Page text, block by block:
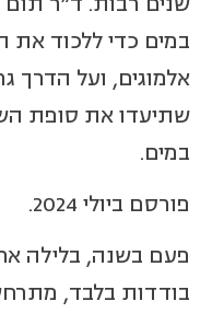
במים כדי ללכוד את
אלמוגים, ועל הדרך
שתיעדו את סופת
במים.
פורסם ביולי 2024.
פעם בשנה, בלילה
בודדות בלבד,